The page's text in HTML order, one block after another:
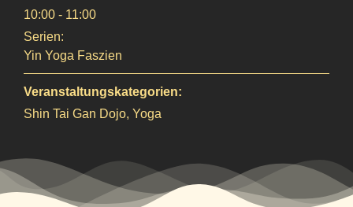
10:00 - 11:00
Serien:
Yin Yoga Faszien
Veranstaltungskategorien:
Shin Tai Gan Dojo, Yoga